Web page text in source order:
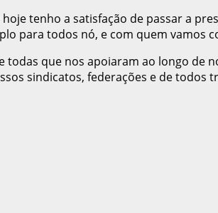
tenho a satisfação de passar a
para todos nó, e com quem vamos
que nos apoiaram ao longo de
sindicatos, federações e de todos